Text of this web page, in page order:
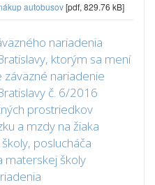
autobusov[pdf, 829.76 kB]
nariadenia
ktorým sa mení
nariadenie
č. 6/2016
prostriedkov
a mzdy na žiaka
poslucháča
materskej školy